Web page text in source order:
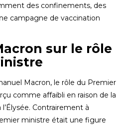
des confinements, des
campagne de vaccination
sur le rôle
Macron, le rôle du Premier
comme affaibli en raison de la
Contrairement à
ministre était une figure